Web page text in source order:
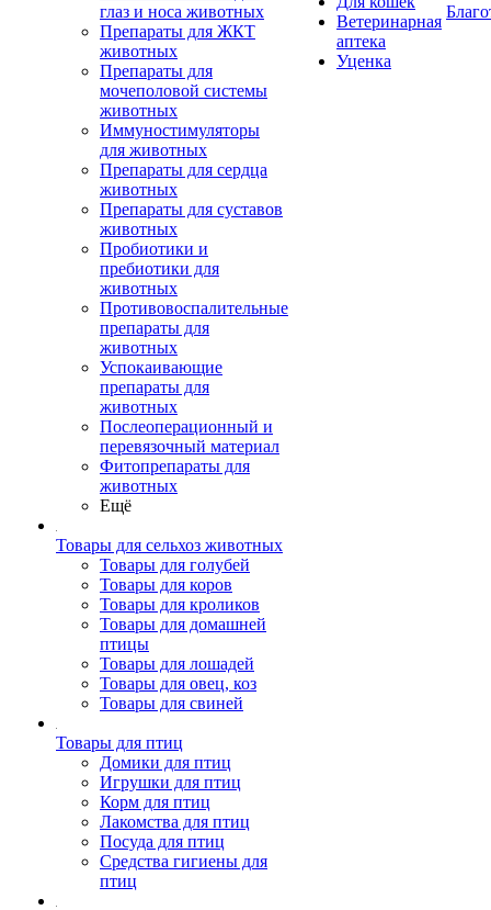
глаз и носа животных
Препараты для ЖКТ
животных
Препараты для
мочеполовой системы
животных
Иммуностимуляторы
для животных
Препараты для сердца
животных
Препараты для суставов
животных
Пробиотики и
пребиотики для
животных
Противовоспалительные
препараты для
животных
Успокаивающие
препараты для
животных
Послеоперационный и
перевязочный материал
Фитопрепараты для
животных
Ещё
Товары для сельхоз животных
Товары для голубей
Товары для коров
Товары для кроликов
Товары для домашней
птицы
Товары для лошадей
Товары для овец, коз
Товары для свиней
Товары для птиц
Домики для птиц
Игрушки для птиц
Корм для птиц
Лакомства для птиц
Посуда для птиц
Средства гигиены для
птиц
Ветеринарная
аптека
Уценка